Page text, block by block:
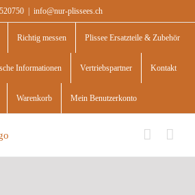
info@nur-plissees.ch
Richtig messen Plissee Ersatzteile & Zubehör
Informationen Vertriebspartner Kontakt
Warenkorb Mein Benutzerkonto